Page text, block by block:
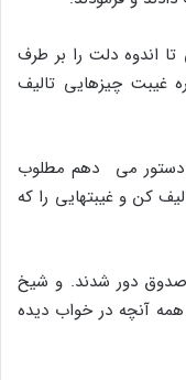
اندوه دلت را بر طرف
غیبت چیزهایى تالیف
دستور مى دهم مطلوب
کن و غیبتهایى را که
دور شدند. و شیخ
آنچه در خواب دیده